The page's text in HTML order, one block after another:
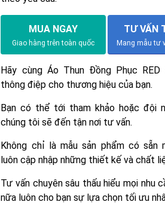
MUA NGAY
Giao hàng trên toàn quốc
TƯ VẤN
Mang mẫu tư
Hãy cùng Áo Thun Đồng Phục
thông điệp cho thương hiệu của bạn.
Bạn có thể tới tham khảo hoặc đội
chúng tôi sẽ đến tận nơi tư vấn.
Không chỉ là mẫu sản phẩm có sẵn
luôn cập nhập những thiết kế và chất
Tư vấn chuyên sâu thấu hiểu mọi nhu
nữa luôn cho bạn sự lựa chọn tối ưu